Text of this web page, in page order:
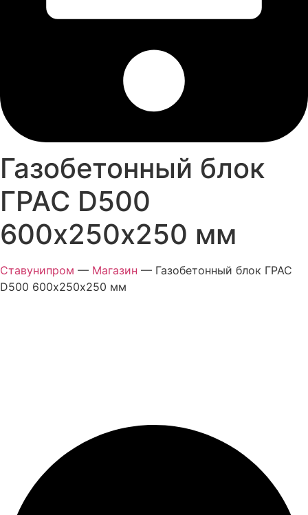
Газобетонный блок
ГРАС D500
600х250х250 мм
Ставунипром — Магазин — Газобетонный блок ГРАС
D500 600х250х250 мм